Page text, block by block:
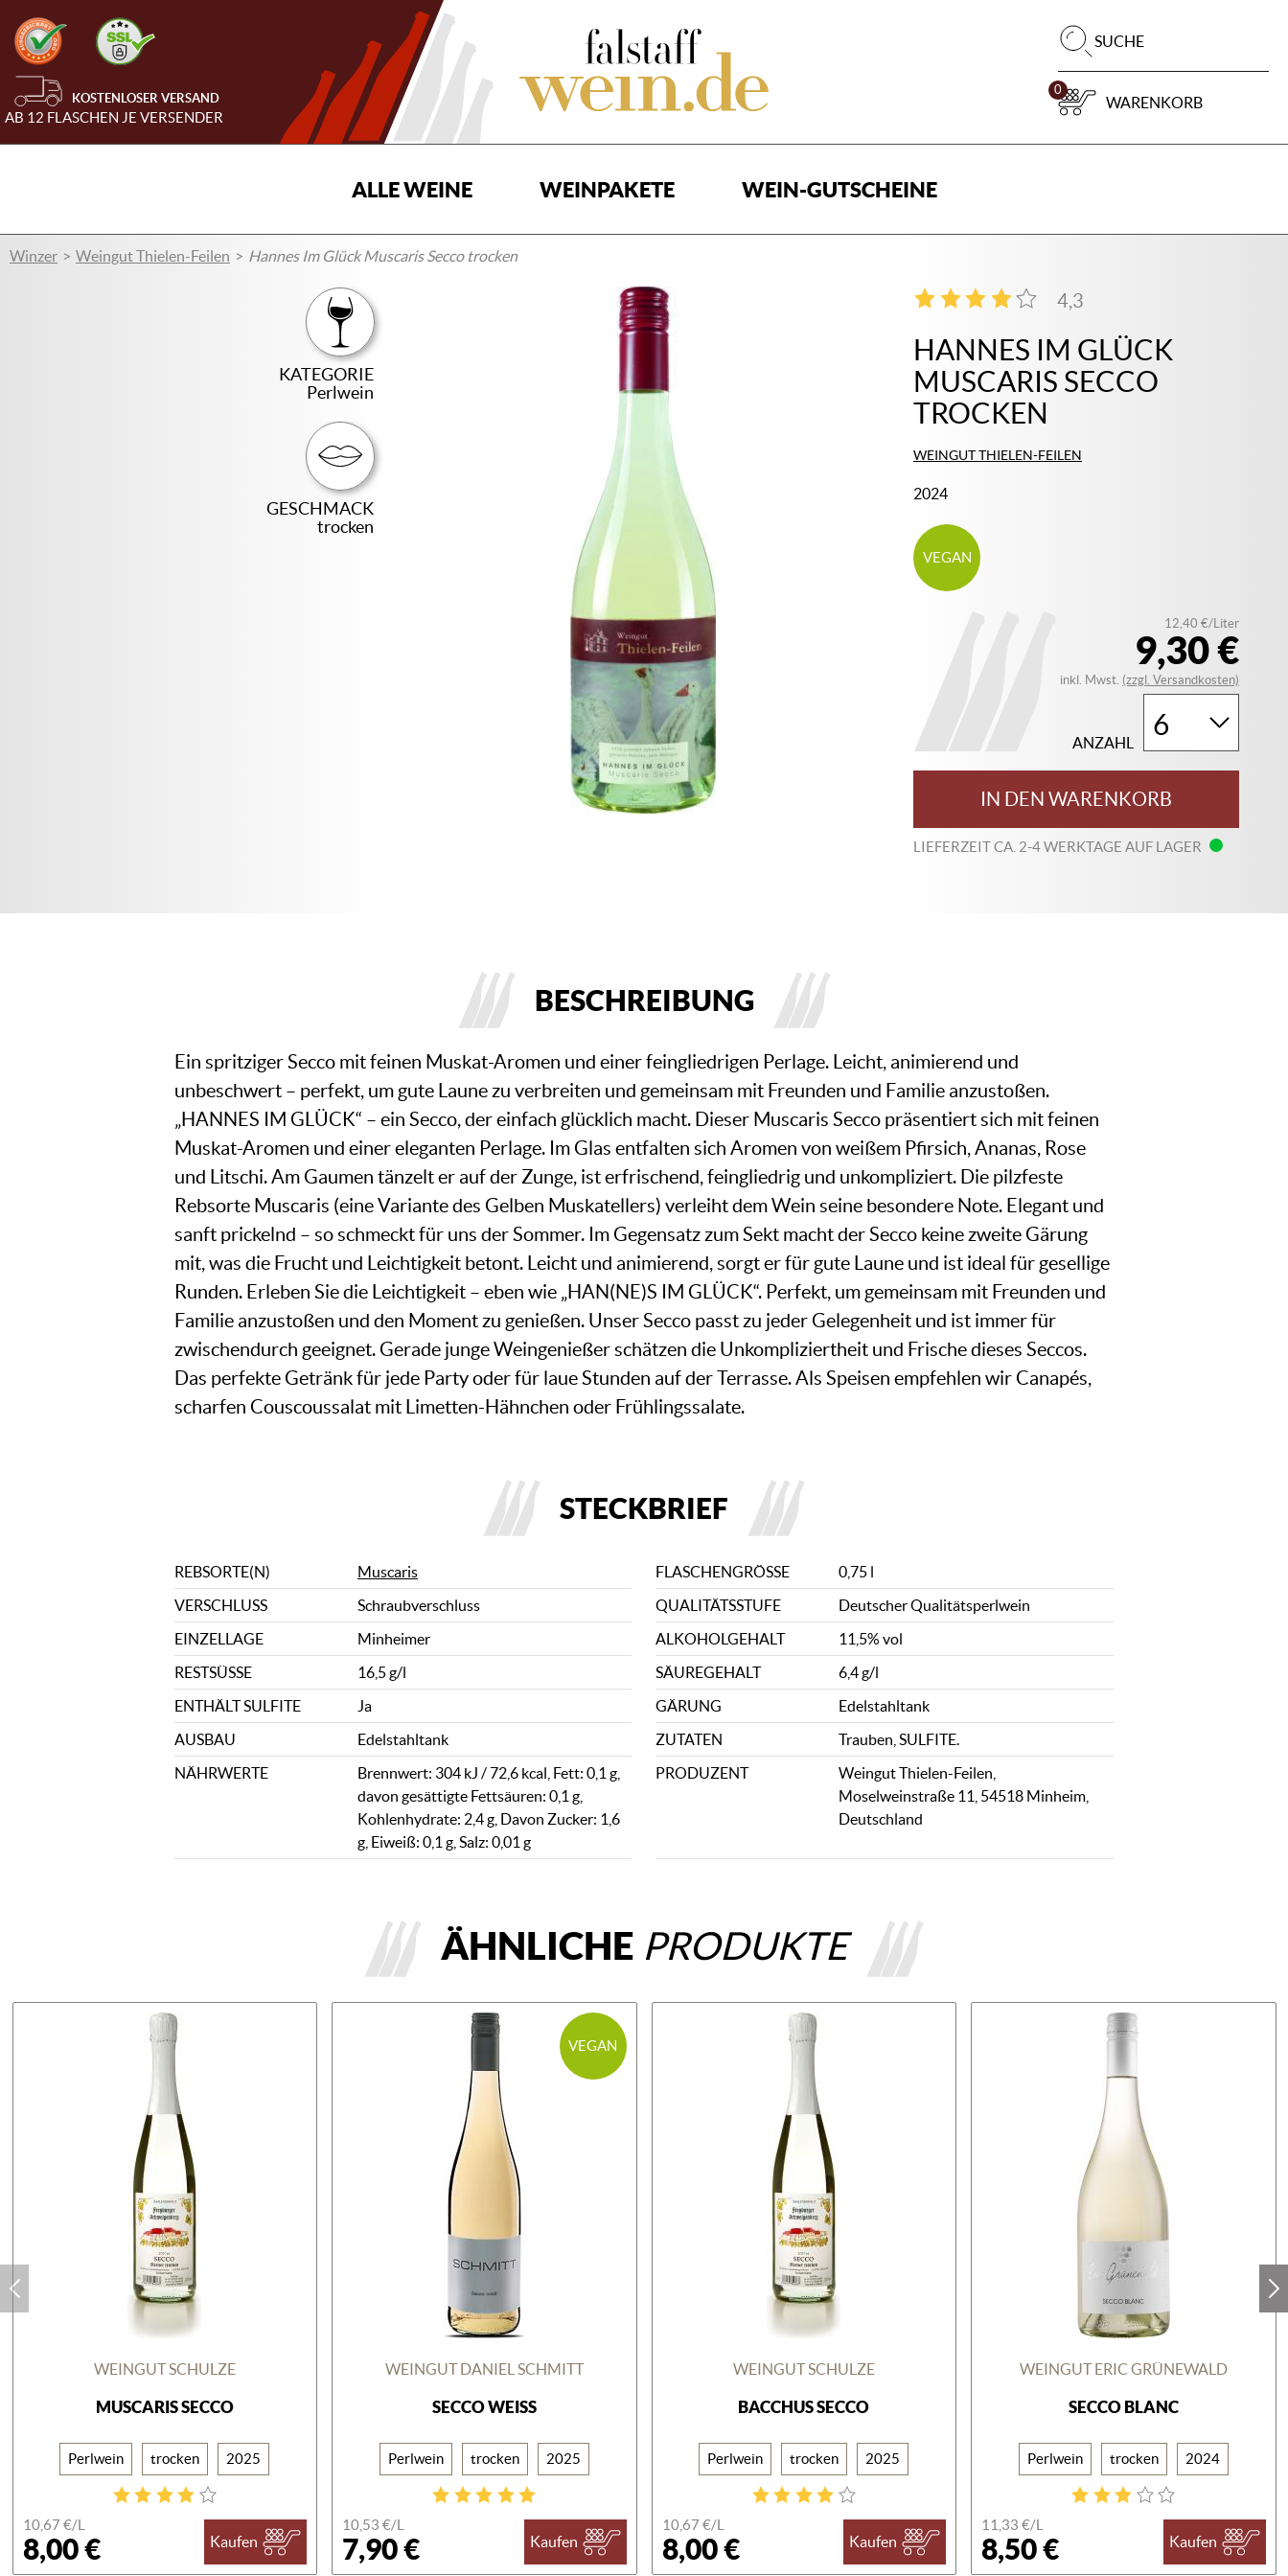
KOSTENLOSER VERSAND
AB 12 FLASCHEN JE VERSENDER
SUCHE
0
WARENKORB
ALLE WEINE WEINPAKETE WEIN-GUTSCHEINE
Winzer Weingut Thielen-Feilen Hannes Im Glück Muscaris Secco trocken
KATEGORIE
Perlwein
GESCHMACK
trocken
HANNES IM GLÜCK
MUSCARIS SECCO
TROCKEN
WEINGUT THIELEN-FEILEN
2024
4,3
4
VEGAN
9,30 €
12,40 €/Liter
inkl. Mwst. (zzgl. Versandkosten)
ANZAHL
IN DEN WARENKORB
LIEFERZEIT CA. 2-4 WERKTAGE AUF LAGER
BESCHREIBUNG
Ein spritziger Secco mit feinen Muskat-Aromen und einer feingliedrigen Perlage. Leicht, animierend und
unbeschwert – perfekt, um gute Laune zu verbreiten und gemeinsam mit Freunden und Familie anzustoßen.
„HANNES IM GLÜCK“ – ein Secco, der einfach glücklich macht. Dieser Muscaris Secco präsentiert sich mit feinen
Muskat-Aromen und einer eleganten Perlage. Im Glas entfalten sich Aromen von weißem Pfirsich, Ananas, Rose
und Litschi. Am Gaumen tänzelt er auf der Zunge, ist erfrischend, feingliedrig und unkompliziert. Die pilzfeste
Rebsorte Muscaris (eine Variante des Gelben Muskatellers) verleiht dem Wein seine besondere Note. Elegant und
sanft prickelnd – so schmeckt für uns der Sommer. Im Gegensatz zum Sekt macht der Secco keine zweite Gärung
mit, was die Frucht und Leichtigkeit betont. Leicht und animierend, sorgt er für gute Laune und ist ideal für gesellige
Runden. Erleben Sie die Leichtigkeit – eben wie „HAN(NE)S IM GLÜCK“. Perfekt, um gemeinsam mit Freunden und
Familie anzustoßen und den Moment zu genießen. Unser Secco passt zu jeder Gelegenheit und ist immer für
zwischendurch geeignet. Gerade junge Weingenießer schätzen die Unkompliziertheit und Frische dieses Seccos.
Das perfekte Getränk für jede Party oder für laue Stunden auf der Terrasse. Als Speisen empfehlen wir Canapés,
scharfen Couscoussalat mit Limetten-Hähnchen oder Frühlingssalate.
STECKBRIEF
REBSORTE(N) Muscaris FLASCHENGRÖSSE
0,75 l
VERSCHLUSS
Schraubverschluss QUALITÄTSSTUFE
Deutscher Qualitätsperlwein
EINZELLAGE
Minheimer ALKOHOLGEHALT
11,5% vol
RESTSÜSSE
16,5 g/l SÄUREGEHALT
6,4 g/l
ENTHÄLT SULFITE
Ja GÄRUNG
Edelstahltank
AUSBAU
Edelstahltank ZUTATEN
Trauben, SULFITE.
NÄHRWERTE
Brennwert: 304 kJ / 72,6 kcal, Fett: 0,1 g,
davon gesättigte Fettsäuren: 0,1 g,
Kohlenhydrate: 2,4 g, Davon Zucker: 1,6
g, Eiweiß: 0,1 g, Salz: 0,01 g
PRODUZENT
Weingut Thielen-Feilen,
Moselweinstraße 11, 54518 Minheim,
Deutschland
ÄHNLICHE PRODUKTE
WEINGUT SCHULZE
MUSCARIS SECCO
Perlwein trocken 2025
10,67 €/L
8,00 € Kaufen
VEGAN
WEINGUT DANIEL SCHMITT
SECCO WEISS
Perlwein trocken 2025
10,53 €/L
7,90 € Kaufen
WEINGUT SCHULZE
BACCHUS SECCO
Perlwein trocken 2025
10,67 €/L
8,00 € Kaufen
WEINGUT ERIC GRÜNEWALD
SECCO BLANC
Perlwein trocken 2024
11,33 €/L
8,50 € Kaufen